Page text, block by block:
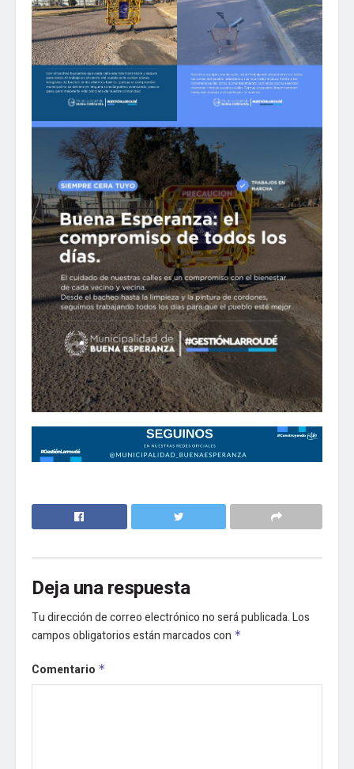
Deja una respuesta
Tu dirección de correo electrónico no será publicada.Los
campos obligatorios están marcados con *
Comentario *